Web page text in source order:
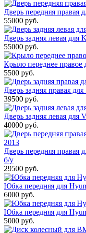
Дверь передняя правая
55000 руб.
Дверь задняя левая для
55000 руб.
Крыло переднее правое
5500 руб.
Дверь задняя правая
39500 руб.
Дверь задняя левая для
40000 руб.
Дверь передняя правая
б/у
29500 руб.
Юбка передняя для
6000 руб.
Юбка передняя для
5000 руб.